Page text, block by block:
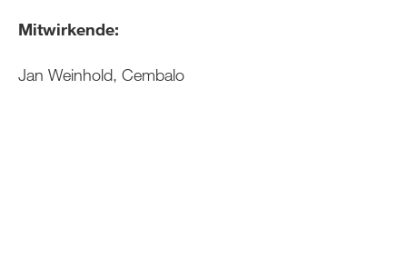
Mitwirkende:
Jan Weinhold, Cembalo